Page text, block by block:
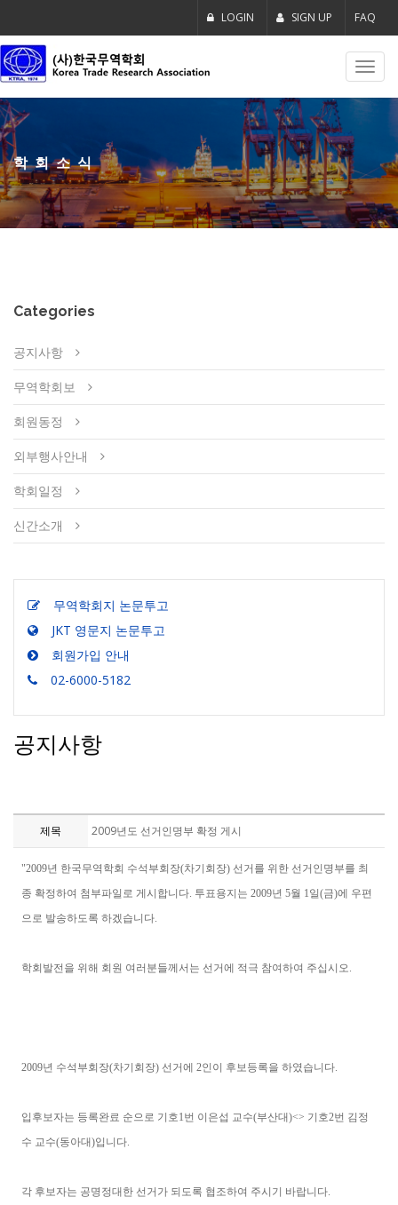
LOGIN SIGN UP FAQ
학회소식
Categories
공지사항
무역학회보
회원동정
외부행사안내
학회일정
신간소개
무역학회지 논문투고
JKT 영문지 논문투고
회원가입 안내
02-6000-5182
공지사항
제목 2009년도 선거인명부 확정 게시
"2009년 한국무역학회 수석부회장(차기회장) 선거를 위한 선거인명부를 최
종 확정하여 첨부파일로 게시합니다. 투표용지는 2009년 5월 1일(금)에 우편
으로 발송하도록 하겠습니다.
학회발전을 위해 회원 여러분들께서는 선거에 적극 참여하여 주십시오.
2009년 수석부회장(차기회장) 선거에 2인이 후보등록을 하였습니다.
입후보자는 등록완료 순으로 기호1번 이은섭 교수(부산대)<> 기호2번 김정
수 교수(동아대)입니다.
각 후보자는 공명정대한 선거가 되도록 협조하여 주시기 바랍니다.